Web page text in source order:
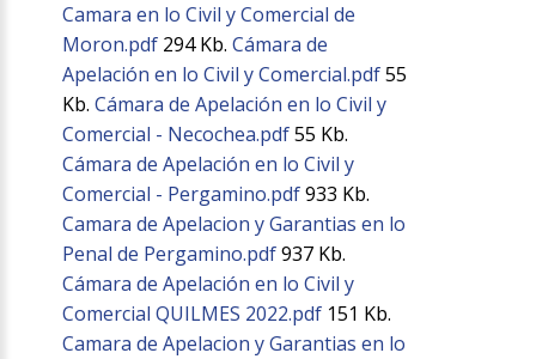
Camara en lo Civil y Comercial de
Moron.pdf 294 Kb.Cámara de
Apelación en lo Civil y Comercial.pdf55
Kb.Cámara de Apelación en lo Civil y
Comercial - Necochea.pdf55 Kb.
Cámara de Apelación en lo Civil y
Comercial - Pergamino.pdf933 Kb.
Camara de Apelacion y Garantias en lo
Penal de Pergamino.pdf937 Kb.
Cámara de Apelación en lo Civil y
Comercial QUILMES 2022.pdf 151 Kb.
Camara de Apelacion y Garantias en lo